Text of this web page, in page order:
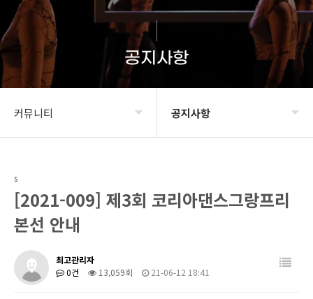
공지사항
커뮤니티
프로그램
공연현장
커뮤니티
공지사항
s
[2021-009] 제3회 코리아댄스그랑프리
본선 안내
최고관리자
0건
13,059회 21-06-12 18:41